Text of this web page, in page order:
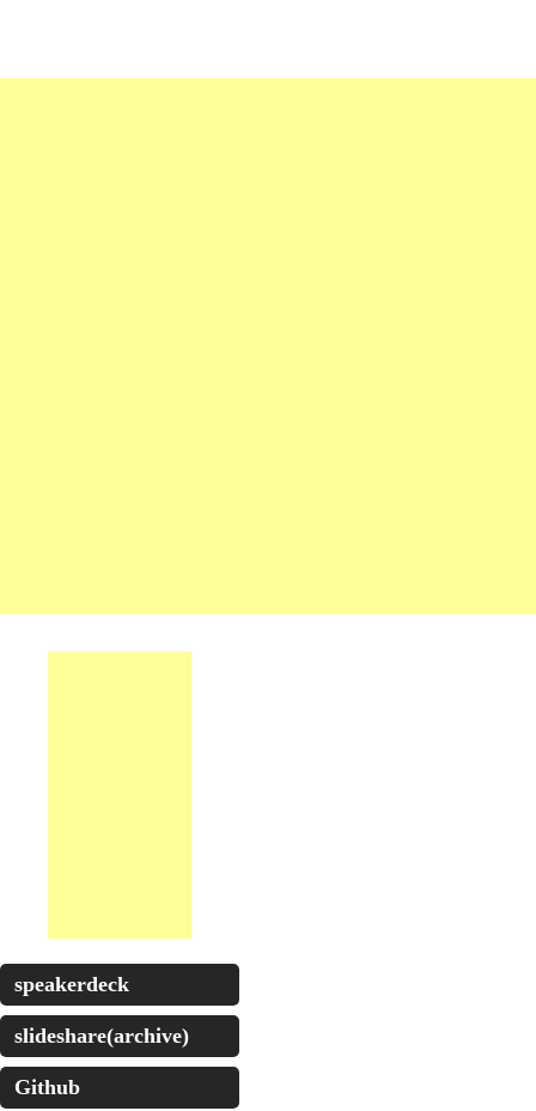
speakerdeck
slideshare(archive)
Github